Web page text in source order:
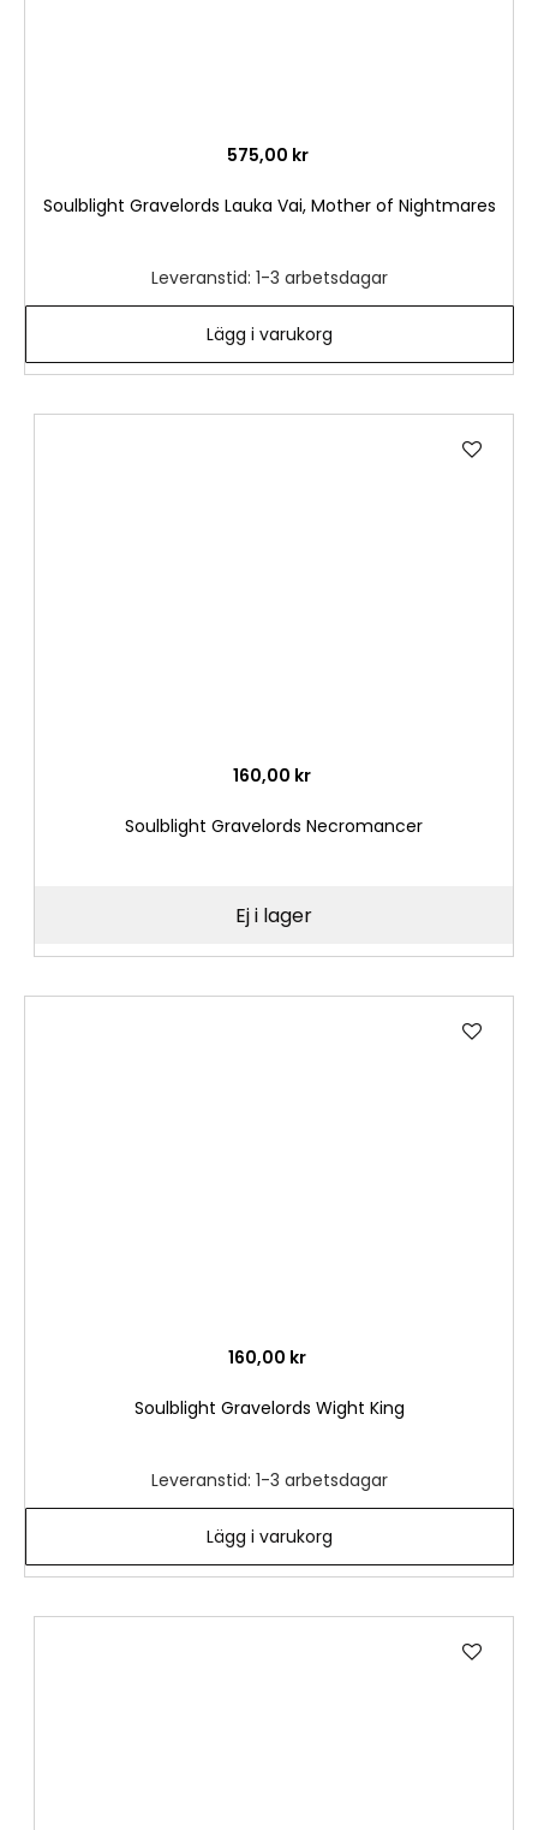
575,00 kr
Soulblight Gravelords Lauka Vai, Mother of Nightmares
Leveranstid: 1-3 arbetsdagar
Lägg i varukorg
160,00 kr
Soulblight Gravelords Necromancer
Ej i lager
160,00 kr
Soulblight Gravelords Wight King
Leveranstid: 1-3 arbetsdagar
Lägg i varukorg